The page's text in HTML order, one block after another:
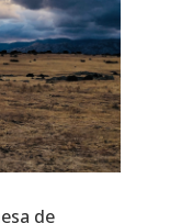
de